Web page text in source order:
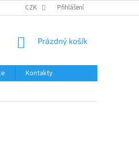
PODMÍNKY OCHRANY OSOBNÍCH ÚDAJŮ
CZK Přihlášení
NÁKUPNÍ
Prázdný košík
Kontakty